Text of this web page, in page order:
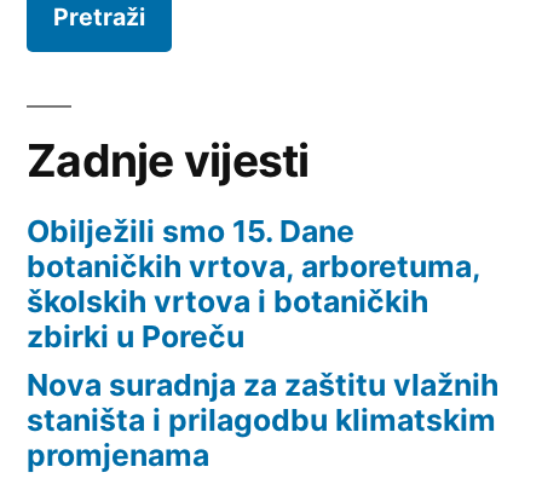
Zadnje vijesti
Obilježili smo 15. Dane
botaničkih vrtova, arboretuma,
školskih vrtova i botaničkih
zbirki u Poreču
Nova suradnja za zaštitu vlažnih
staništa i prilagodbu klimatskim
promjenama